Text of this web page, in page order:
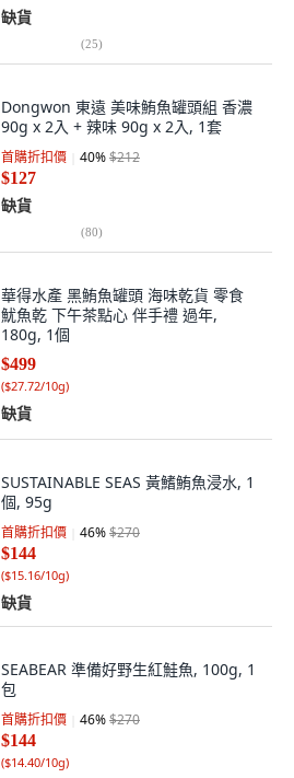
缺貨
(25)
Dongwon 東遠 美味鮪魚罐頭組 香濃
90g x 2入 + 辣味 90g x 2入, 1套
首購折扣價 40%$212
$127
缺貨
(80)
華得水產 黑鮪魚罐頭 海味乾貨 零食
魷魚乾 下午茶點心 伴手禮 過年,
180g, 1個
$499
($27.72/10g)
缺貨
SUSTAINABLE SEAS 黃鰭鮪魚浸水, 1
個, 95g
首購折扣價 46%$270
$144
($15.16/10g)
缺貨
SEABEAR 準備好野生紅鮭魚, 100g, 1
包
首購折扣價 46%$270
$144
($14.40/10g)